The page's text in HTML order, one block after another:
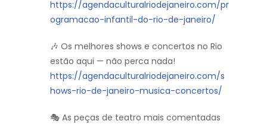
https://agendaculturalriodejaneiro.com/pr
ogramacao-infantil-do-rio-de-janeiro/
🎶 Os melhores shows e concertos no Rio
estão aqui — não perca nada!
https://agendaculturalriodejaneiro.com/s
hows-rio-de-janeiro-musica-concertos/
🎭 As peças de teatro mais comentadas